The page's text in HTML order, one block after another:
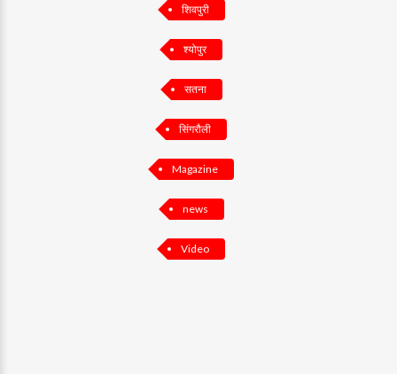
शिवपुरी
श्योपुर
सतना
सिंगरौली
Magazine
news
Video